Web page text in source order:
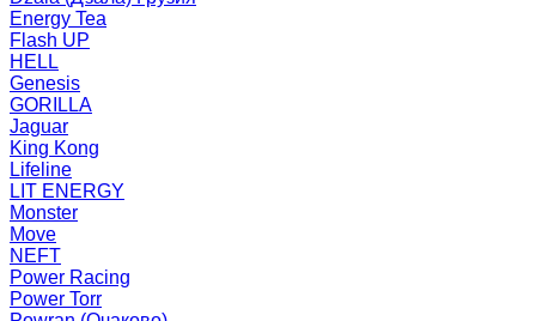
Energy Tea
Flash UP
HELL
Genesis
GORILLA
Jaguar
King Kong
Lifeline
LIT ENERGY
Monster
Move
NEFT
Power Racing
Power Torr